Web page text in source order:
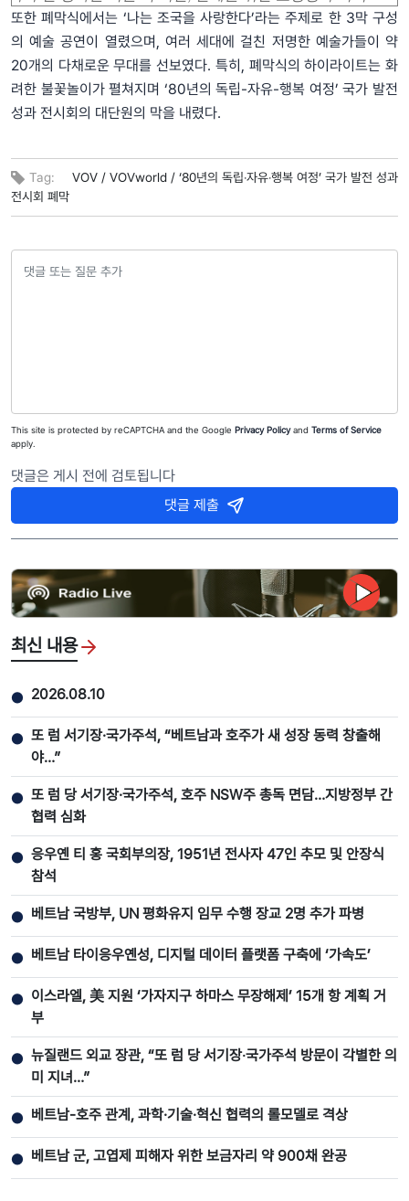
또한 폐막식에서는 ‘나는 조국을 사랑한다’라는 주제로 한 3막 구성
의 예술 공연이 열렸으며, 여러 세대에 걸친 저명한 예술가들이 약
20개의 다채로운 무대를 선보였다. 특히, 폐막식의 하이라이트는 화
려한 불꽃놀이가 펼쳐지며 ‘80년의 독립-자유-행복 여정’ 국가 발전
성과 전시회의 대단원의 막을 내렸다.
Tag: VOV / VOVworld / ‘80년의 독립‧자유‧행복 여정’ 국가 발전 성과
전시회 폐막
This site is protected by reCAPTCHA and the Google Privacy Policyand Terms of Service
apply.
댓글은 게시 전에 검토됩니다
댓글 제출
최신 내용
● 2026.08.10
● 또 럼 서기장·국가주석, “베트남과 호주가 새 성장 동력 창출해
야…”
● 또 럼 당 서기장·국가주석, 호주 NSW주 총독 면담…지방정부 간
협력 심화
● 응우옌 티 홍 국회부의장, 1951년 전사자 47인 추모 및 안장식
참석
● 베트남 국방부, UN 평화유지 임무 수행 장교 2명 추가 파병
● 베트남 타이응우옌성, 디지털 데이터 플랫폼 구축에 ‘가속도’
● 이스라엘, 美 지원 ‘가자지구 하마스 무장해제’ 15개 항 계획 거
부
● 뉴질랜드 외교 장관, “또 럼 당 서기장‧국가주석 방문이 각별한 의
미 지녀…”
● 베트남-호주 관계, 과학·기술·혁신 협력의 롤모델로 격상
● 베트남 군, 고엽제 피해자 위한 보금자리 약 900채 완공